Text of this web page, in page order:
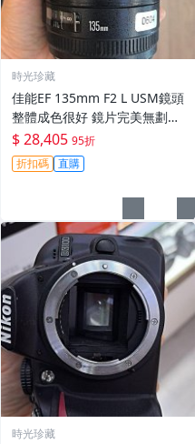
時光珍藏
佳能EF 135mm F2 L USM鏡頭
整體成色很好 鏡片完美無劃痕
功能一切正常 無拆修無-3430
$ 28,405 95折
折扣碼 直購
時光珍藏